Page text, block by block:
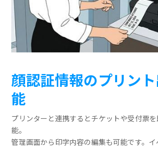
顔認証情報のプリン
能
プリンターと連携するとチケットや受付票
能。
管理画面から印字内容の編集も可能です。